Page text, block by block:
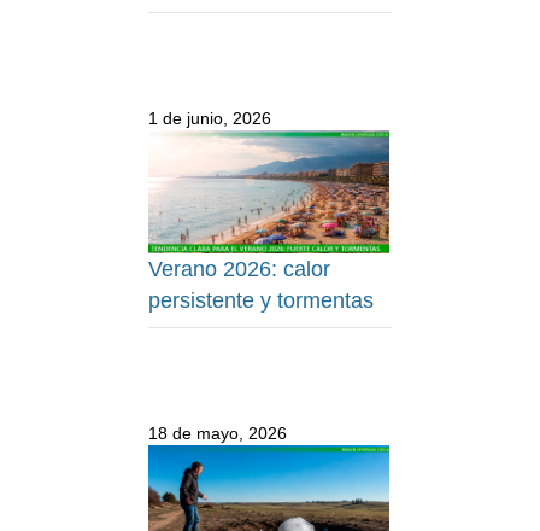
1 de junio, 2026
Verano 2026: calor
persistente y tormentas
18 de mayo, 2026